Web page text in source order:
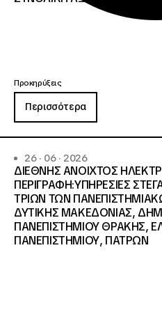
Προκηρύξεις
Περισσότερα
26 · 06 · 2026
ΔΙΕΘΝΗΣ ΑΝΟΙΧΤΟΣ
ΠΕΡΙΓΡΑΦΗ:ΥΠΗΡΕΣΙΕΣ
ΤΡΙΩΝ ΤΩΝ
ΔΥΤΙΚΗΣ ΜΑΚΕΔΟΝΙΑΣ,
ΠΑΝΕΠΙΣΤΗΜΙΟΥ ΘΡΑΚΗΣ,
ΠΑΝΕΠΙΣΤΗΜΙΟΥ, ΠΑΤΡΩΝ